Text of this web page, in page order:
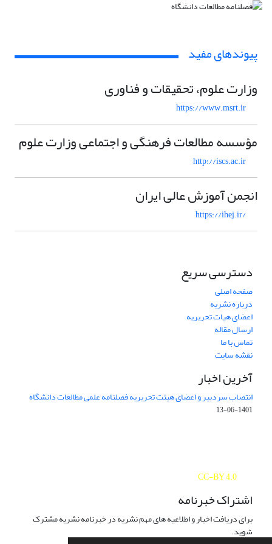
پیوندهای مفید
وزارت علوم، تحقیقات و فناوری
https://www.msrt.ir
مؤسسه مطالعات فرهنگی و اجتماعی وزارت علوم
http://iscs.ac.ir
انجمن آموزش عالی ایران
https://ihej.ir/
دسترسی سریع
صفحه اصلی
درباره نشریه
اعضای هیات تحریریه
ارسال مقاله
تماس با ما
نقشه سایت
آخرین اخبار
انتصاب سردبیر و اعضای هیئت تحریریه فصلنامه علمی مطالعات دانشگاه
1401-06-13
CC-BY 4.0
اشتراک خبرنامه
برای دریافت اخبار و اطلاعیه های مهم نشریه در خبرنامه نشریه مشترک
شوید.